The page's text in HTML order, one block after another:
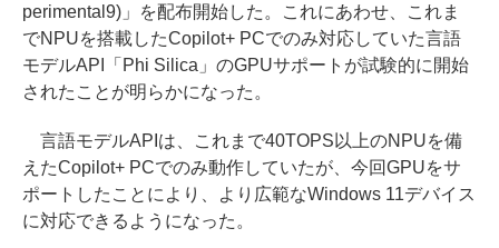
perimental9)」を配布開始した。これにあわせ、これま
でNPUを搭載したCopilot+ PCでのみ対応していた言語
モデルAPI「Phi Silica」のGPUサポートが試験的に開始
されたことが明らかになった。
言語モデルAPIは、これまで40TOPS以上のNPUを備
えたCopilot+ PCでのみ動作していたが、今回GPUをサ
ポートしたことにより、より広範なWindows 11デバイス
に対応できるようになった。